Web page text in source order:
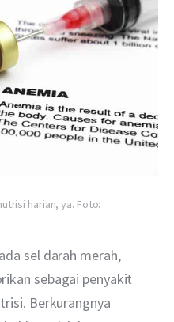
harian, ya. Foto:
sel darah merah,
sebagai penyakit
Berkurangnya